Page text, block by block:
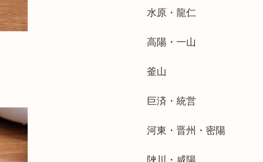
水原・龍仁
高陽・一山
釜山
巨済・統営
河東・晋州・密陽
陜川・咸陽